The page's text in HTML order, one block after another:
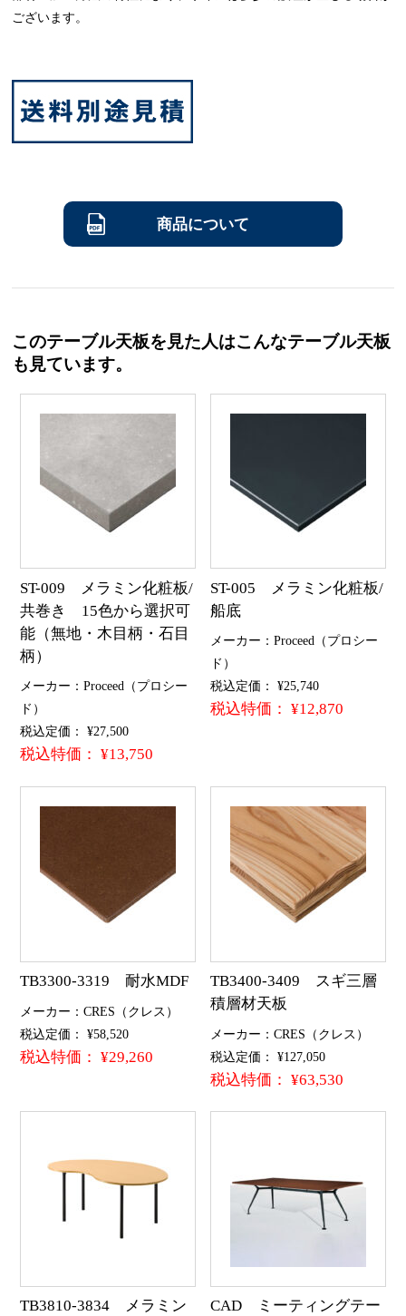
ございます。
商品について
このテーブル天板を見た人はこんなテーブル天板
も見ています。
ST-009 メラミン化粧板/
共巻き 15色から選択可
能（無地・木目柄・石目
柄）
メーカー：Proceed（プロシー
ド）
税込定価： ¥27,500
税込特価： ¥13,750
ST-005 メラミン化粧板/
船底
メーカー：Proceed（プロシー
ド）
税込定価： ¥25,740
税込特価： ¥12,870
TB3300-3319 耐水MDF
メーカー：CRES（クレス）
税込定価： ¥58,520
税込特価： ¥29,260
TB3400-3409 スギ三層
積層材天板
メーカー：CRES（クレス）
税込定価： ¥127,050
税込特価： ¥63,530
TB3810-3834 メラミン CAD ミーティングテー